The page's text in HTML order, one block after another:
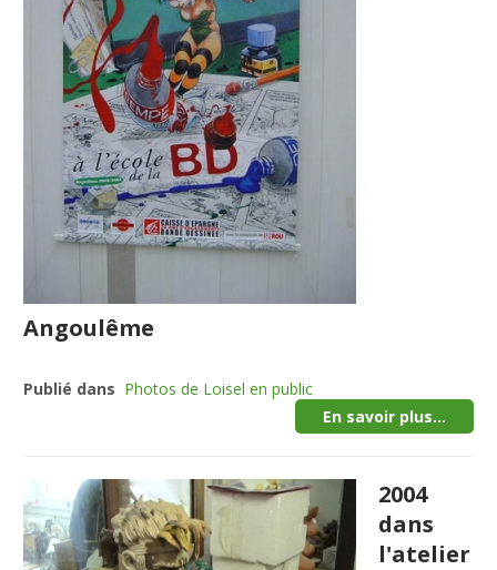
Angoulême
Publié dans Photos de Loisel en public
En savoir plus...
2004
dans
l'atelier